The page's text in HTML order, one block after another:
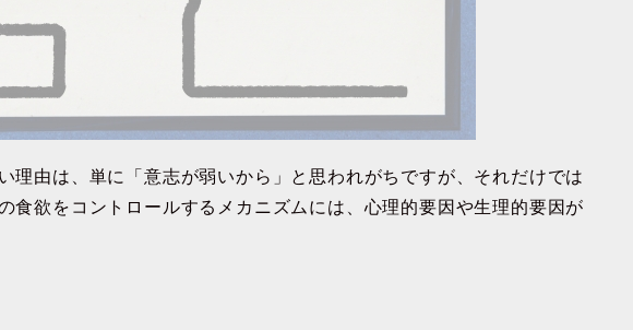
理由は、単に「意志が弱いから」と思われがちですが、それだけでは
食欲をコントロールするメカニズムには、 心理的要因 や生理的要因 が